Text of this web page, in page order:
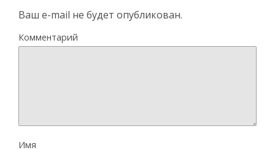
Ваш e-mail не будет опубликован.
Комментарий
Имя